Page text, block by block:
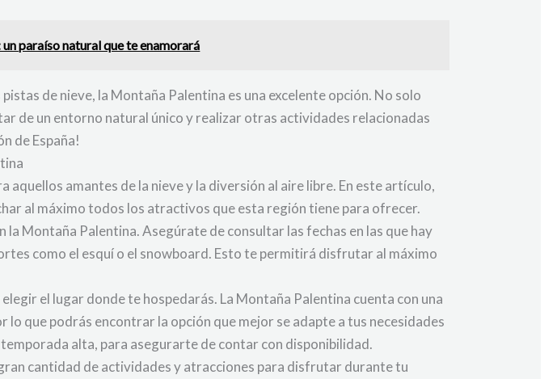
paraíso natural que te enamorará
de nieve, la Montaña Palentina es una excelente opción. No solo
de un entorno natural único y realizar otras actividades relacionadas
de España!
amantes de la nieve y la diversión al aire libre. En este artículo,
al máximo todos los atractivos que esta región tiene para ofrecer.
Montaña Palentina. Asegúrate de consultar las fechas en las que hay
como el esquí o el snowboard. Esto te permitirá disfrutar al máximo
el lugar donde te hospedarás. La Montaña Palentina cuenta con una
que podrás encontrar la opción que mejor se adapte a tus necesidades
alta, para asegurarte de contar con disponibilidad.
cantidad de actividades y atracciones para disfrutar durante tu